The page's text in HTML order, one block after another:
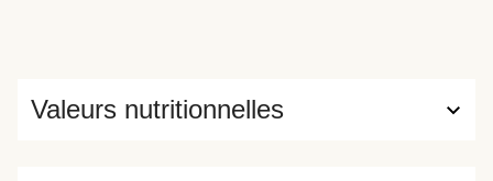
Valeurs nutritionnelles